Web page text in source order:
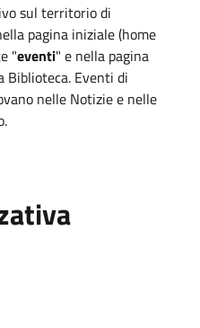
sul territorio di
pagina iniziale (home
"eventi" e nella pagina
Biblioteca. Eventi di
nelle Notizie e nelle